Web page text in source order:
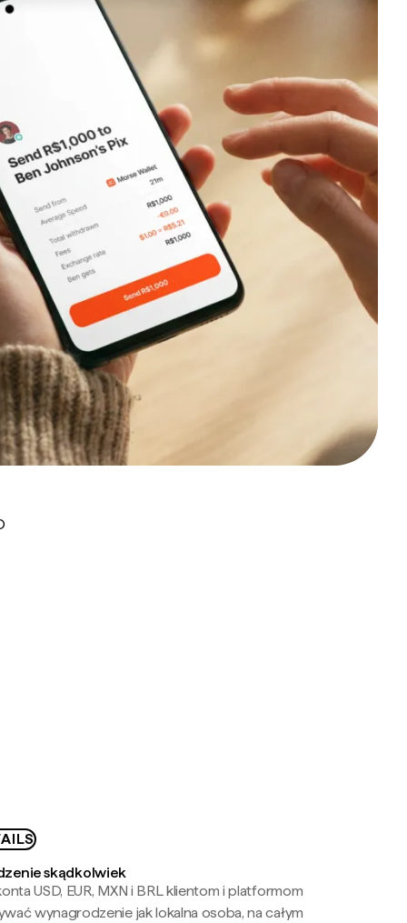
skądkolwiek
USD, EUR, MXN i BRL klientom i platformom
wynagrodzenie jak lokalna osoba, na całym